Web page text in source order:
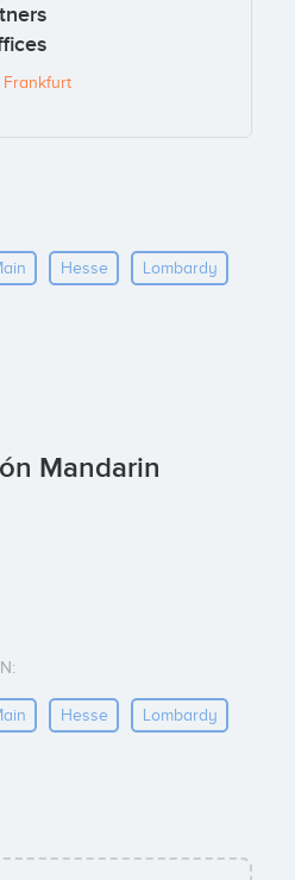
Hesse Lombardy
Mandarin
Hesse Lombardy